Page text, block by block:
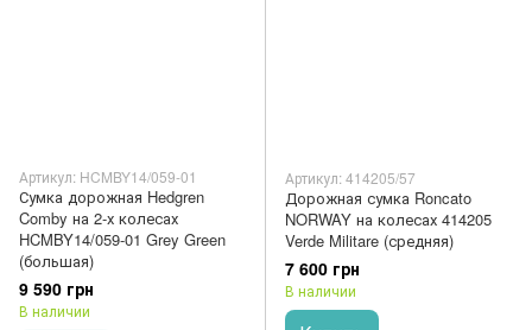
Артикул: HCMBY14/059-01
Сумка дорожная Hedgren
Comby на 2-х колесах
HCMBY14/059-01 Grey Green
(большая)
9 590 грн
В наличии
Артикул: 414205/57
Дорожная сумка Roncato
NORWAY на колесах 414205
Verde Militare (средняя)
7 600 грн
В наличии